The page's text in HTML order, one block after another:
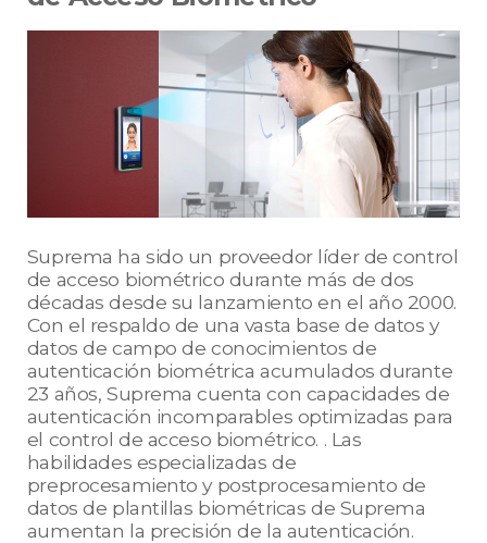
Suprema ha sido un proveedor líder de control
de acceso biométrico durante más de dos
décadas desde su lanzamiento en el año 2000.
Con el respaldo de una vasta base de datos y
datos de campo de conocimientos de
autenticación biométrica acumulados durante
23 años, Suprema cuenta con capacidades de
autenticación incomparables optimizadas para
el control de acceso biométrico. . Las
habilidades especializadas de
preprocesamiento y postprocesamiento de
datos de plantillas biométricas de Suprema
aumentan la precisión de la autenticación.